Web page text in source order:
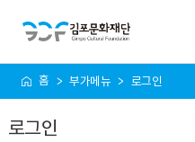
사
이
맵
홈 부가메뉴 로그인
로그인